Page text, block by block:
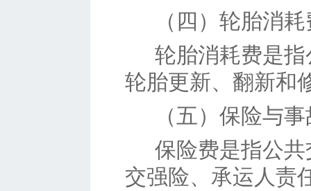
（四） 轮胎消耗
轮胎消耗费是
轮胎更新、翻新和
（五） 保险与
保险费是指公
交强险、承运人责